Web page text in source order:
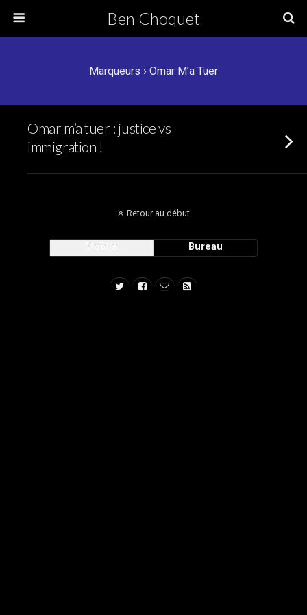
Ben Choquet
Marqueurs › Omar M’a Tuer
Omar m’a tuer : justice vs
immigration !
Retour au début
Mobile Bureau